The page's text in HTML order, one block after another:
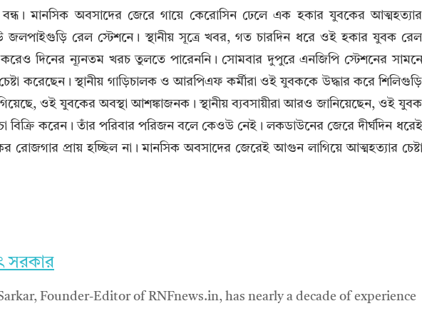
মানসিক অবসাদের জেরে গায়ে কেরোসিন ঢেলে এক হকার যুবকের আত্মহত্যার
জলপাইগুড়ি রেল স্টেশনে। স্থানীয় সূত্রে খবর, গত চারদিন ধরে ওই হকার যুবক রেল
করেও দিনের ন্যূনতম খরচ তুলতে পারেননি। সোমবার দুপুরে এনজিপি স্টেশনের সামনে
করেছেন। স্থানীয় গাড়িচালক ও আরপিএফ কর্মীরা ওই যুবককে উদ্ধার করে শিলিগুড়ি
ওই যুবকের অবস্থা আশঙ্কাজনক। স্থানীয় ব্যবসায়ীরা আরও জানিয়েছেন, ওই যুবক
বিক্রি করেন। তাঁর পরিবার পরিজন বলে কেওউ নেই। লকডাউনের জেরে দীর্ঘদিন ধরেই
রোজগার প্রায় হচ্ছিল না। মানসিক অবসাদের জেরেই আগুন লাগিয়ে আত্মহত্যার চেষ্টা
সরকার
Founder-Editor of RNFnews.in, has nearly a decade of experience